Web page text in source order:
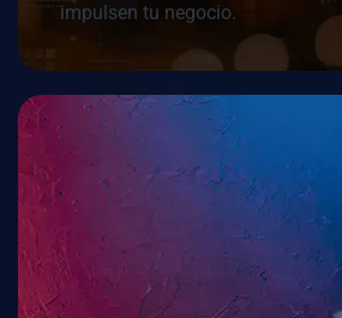
impulsen tu negocio.